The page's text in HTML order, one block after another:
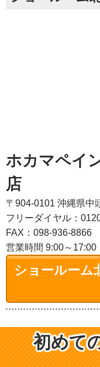
ホカマペイ
店
〒904-0101 沖縄県中
フリーダイヤル：
FAX：098-936-8866
営業時間 9:00～17:00
ショールーム
初めて